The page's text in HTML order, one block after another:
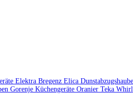
Elektra Bregenz Elica
Gorenje Küchengeräte Oranier Teka